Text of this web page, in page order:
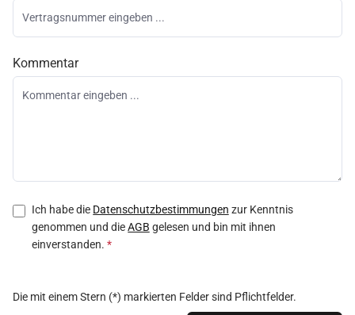
Kommentar
Ich habe die Datenschutzbestimmungen zur Kenntnis
genommen und dieAGB gelesen und bin mit ihnen
einverstanden. *
Die mit einem Stern (*) markierten Felder sind Pflichtfelder.